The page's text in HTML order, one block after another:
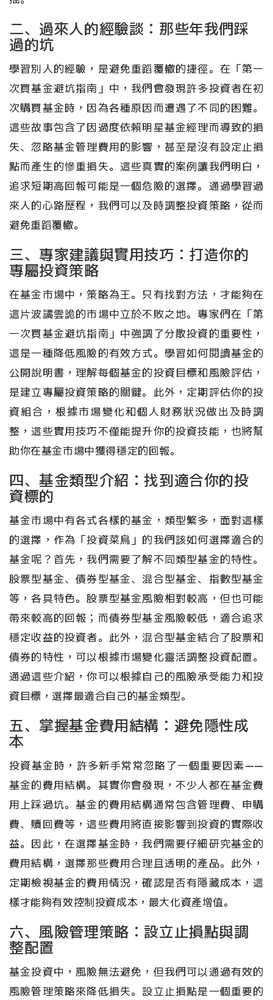
二、過來人的經驗談：那些年我們踩
過的坑
學習別人的經驗，是避免重蹈覆轍的捷徑。在「第一
次買基金避坑指南」中，我們會發現許多投資者在初
次購買基金時，因為各種原因而遭遇了不同的困難。
這些故事包含了因過度依賴明星基金經理而導致的損
失、忽略基金管理費用的影響，甚至是沒有設定止損
點而產生的慘重損失。這些真實的案例讓我們明白，
追求短期高回報可能是一個危險的選擇。通過學習過
來人的心路歷程，我們可以及時調整投資策略，從而
避免重蹈覆轍。
三、專家建議與實用技巧：打造你的
專屬投資策略
在基金市場中，策略為王。只有找對方法，才能夠在
這片波譎雲詭的市場中立於不敗之地。專家們在「第
一次買基金避坑指南」中強調了分散投資的重要性，
這是一種降低風險的有效方式。學習如何閱讀基金的
公開說明書，理解每個基金的投資目標和風險評估，
是建立專屬投資策略的關鍵。此外，定期評估你的投
資組合，根據市場變化和個人財務狀況做出及時調
整，這些實用技巧不僅能提升你的投資技能，也將幫
助你在基金市場中獲得穩定的回報。
四、基金類型介紹：找到適合你的投
資標的
基金市場中有各式各樣的基金，類型繁多，面對這樣
的選擇，作為「投資菜鳥」的我們該如何選擇適合的
基金呢？首先，我們需要了解不同類型基金的特性。
股票型基金、債券型基金、混合型基金、指數型基金
等，各具特色。股票型基金風險相對較高，但也可能
帶來較高的回報；而債券型基金風險較低，適合追求
穩定收益的投資者。此外，混合型基金結合了股票和
債券的特性，可以根據市場變化靈活調整投資配置。
通過這些介紹，你可以根據自己的風險承受能力和投
資目標，選擇最適合自己的基金類型。
五、掌握基金費用結構：避免隱性成
本
投資基金時，許多新手常常忽略了一個重要因素——
基金的費用結構。其實你會發現，不少人都在基金費
用上踩過坑。基金的費用結構通常包含管理費、申購
費、贖回費等，這些費用將直接影響到投資的實際收
益。因此，在選擇基金時，我們需要仔細研究基金的
費用結構，選擇那些費用合理且透明的產品。此外，
定期檢視基金的費用情況，確認是否有隱藏成本，這
樣才能夠有效控制投資成本，最大化資產增值。
六、風險管理策略：設立止損點與調
整配置
基金投資中，風險無法避免，但我們可以通過有效的
風險管理策略來降低損失。設立止損點是一個重要的